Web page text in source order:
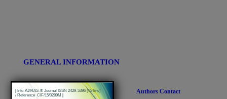
GENERAL INFORMATION
Info-AJIRAS-® Journal ISSN 2429-5396 (Online)
/ Reference CIF/15/0289M
Authors Contact